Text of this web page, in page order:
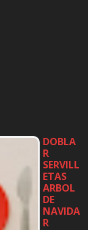
DOBLA
R
SERVILL
ETAS
ARBOL
DE
NAVIDA
R